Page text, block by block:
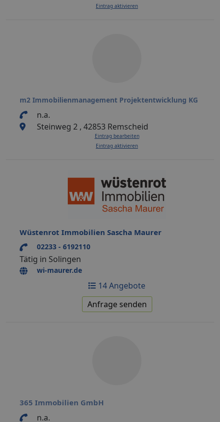
Eintrag aktivieren
m2 Immobilienmanagement Projektentwicklung KG
n.a.
Steinweg 2 , 42853 Remscheid
Eintrag bearbeiten
Eintrag aktivieren
Wüstenrot Immobilien Sascha Maurer
02233 - 6192110
Tätig in Solingen
wi-maurer.de
14 Angebote
Anfrage senden
365 Immobilien GmbH
n.a.